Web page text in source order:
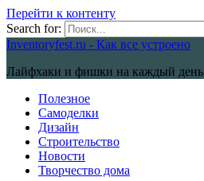
Перейти к контенту
Search for:
Inventoryfest.ru - Как все устроено
Лайфхаки и фишки на каждый день
Полезное
Самоделки
Дизайн
Строительство
Новости
Творчество дома